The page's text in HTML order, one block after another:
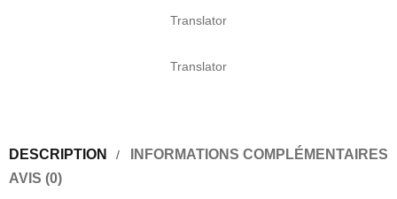
Translator
Translator
DESCRIPTION
INFORMATIONS COMPLÉMENTAIRES
AVIS (0)